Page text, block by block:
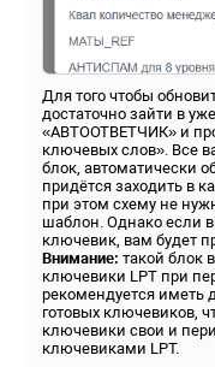
Для того чтобы
достаточно зайти в
«АВТООТВЕТЧИК» и
ключевых слов». Все
блок, автоматически
придётся заходить в
при этом схему не
шаблон. Однако если
ключевик, вам будет
Внимание: такой блок
ключевики LPT при
рекомендуется иметь
готовых ключевиков,
ключевики свои и
ключевиками LPT.